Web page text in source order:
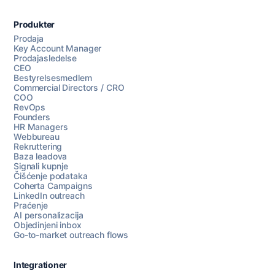
Produkter
Prodaja
Key Account Manager
Prodajasledelse
CEO
Bestyrelsesmedlem
Commercial Directors / CRO
COO
RevOps
Founders
HR Managers
Webbureau
Rekruttering
Baza leadova
Signali kupnje
Čišćenje podataka
Coherta Campaigns
LinkedIn outreach
Praćenje
AI personalizacija
Objedinjeni inbox
Go-to-market outreach flows
Integrationer